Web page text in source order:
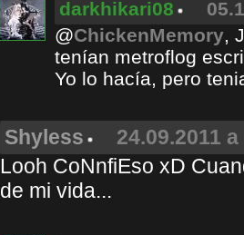
darkhikari08
@ChickenMemory,
tenían metroflog
Yo lo hacía, pero
Shyless
24.09.2011
Looh CoNnfiEso xD
de mi vida...